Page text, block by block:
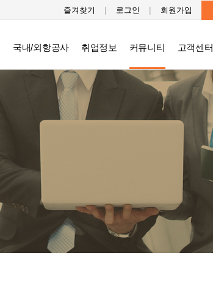
즐겨찾기 | 로그인 | 회원가입
국내/외항공사 취업정보 커뮤니티 고객센터